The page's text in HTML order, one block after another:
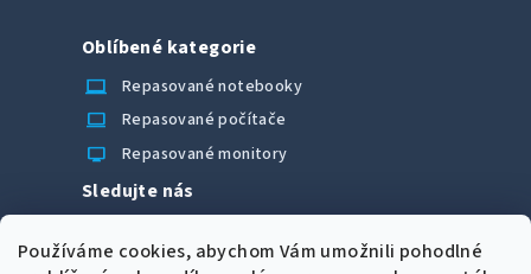
Používáme cookies, abychom Vám umožnili pohodlné
Oblíbené kategorie
laptop_chromebook
Repasované notebooky
computer Repasované počítače
monitor Repasované monitory
Sledujte nás